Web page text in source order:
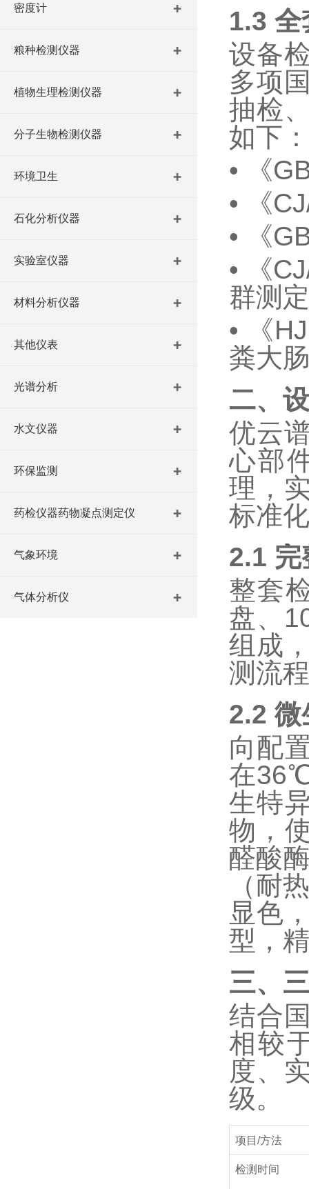
1.3 全
设备
多项
抽检
如下：
•
《
•
《
•
《
•
《
群测
•
《
粪大
二、
优云
心部
理，
标准
2.1 完
整套
盘、
组成
测流
2.2 微
向配
在
生特
物，
醛酸
（耐
显色
型，
三、
结合
相较
度、
级。
项目 /方法
检测时间
密度计
粮种检测仪器
植物生理检测仪器
分子生物检测仪器
环境卫生
石化分析仪器
实验室仪器
材料分析仪器
其他仪表
光谱分析
水文仪器
环保监测
药检仪器药物凝点测定仪
气象环境
气体分析仪